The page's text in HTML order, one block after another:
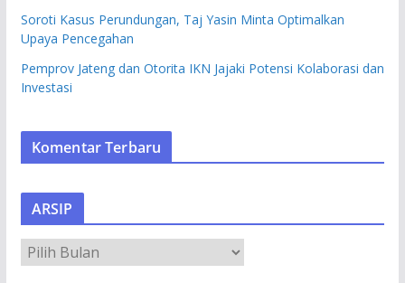
Soroti Kasus Perundungan, Taj Yasin Minta Optimalkan
Upaya Pencegahan
Pemprov Jateng dan Otorita IKN Jajaki Potensi Kolaborasi dan
Investasi
Komentar Terbaru
ARSIP
R